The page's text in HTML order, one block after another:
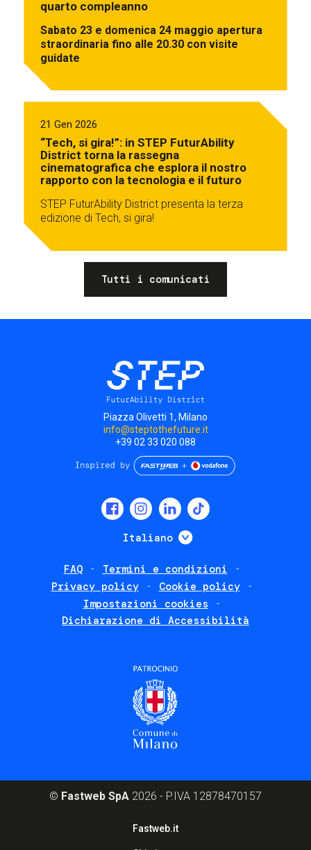
quarto compleanno
Sabato 23 e domenica 24 maggio apertura
straordinaria fino alle 20.30 con visite
guidate
21 Gen 2026
“Tech, si gira!”: in STEP FuturAbility
District torna la rassegna
cinematografica che esplora il nostro
rapporto con la tecnologia e il futuro
STEP FuturAbility District presenta la terza
edizione di Tech, si gira!
Tutti i comunicati
Piazza Olivetti 1, Milano
info@steptothefuture.it
+39 02 33 020 088
Italiano Mostra ulteriori
FAQ
Termini e condizioni
Privacy policy
Cookie policy
Impostazioni cookies
Dichiarazione di Accessibilità
© Fastweb SpA 2026 - P.IVA 12878470157
Fastweb.it